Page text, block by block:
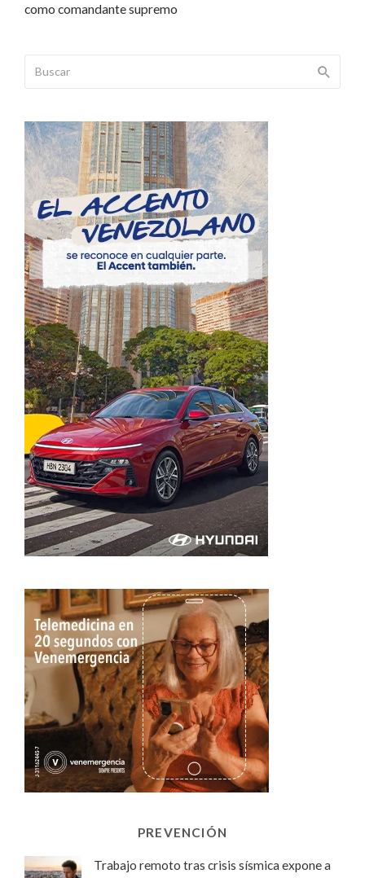
como comandante supremo
PREVENCIÓN
Trabajo remoto tras crisis sísmica expone a